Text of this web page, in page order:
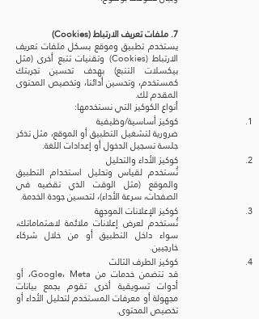
7. ملفات تعريف الارتباط (Cookies)
يستخدم تطبيق وموقع بسكل ملفات تعريف
الارتباط (Cookies) وتقنيات تتبع أخرى (مثل
بيكسلات التتبع) بهدف تحسين تجربتك
كمستخدم، وتحسين أدائنا، وتخصيص المحتوى
المقدم لك.
أنواع الكوكيز التي نستخدمها:
كوكيز أساسية/وظيفية
ضرورية لتشغيل التطبيق أو الموقع، مثل تذكر
جلسة تسجيل الدخول أو إعدادات اللغة.
كوكيز الأداء والتحليل
تُستخدم لقياس وتحليل استخدام التطبيق
والموقع (مثل الوقت الذي تقضيه في
الصفحات، سرعة الأداء)، لتحسين جودة الخدمة.
كوكيز الإعلانات الموجهة
تُستخدم لعرض إعلانات ملائمة لاهتماماتك،
سواء داخل التطبيق أو من خلال شركاء
خارجيين.
كوكيز الطرف الثالث
قد تتضمن خدمات من Google، Meta، أو
أدوات تسويقية أخرى تقوم بجمع بيانات
مجهولة أو معرفات المستخدم لتحليل الأداء أو
تخصيص المحتوى.